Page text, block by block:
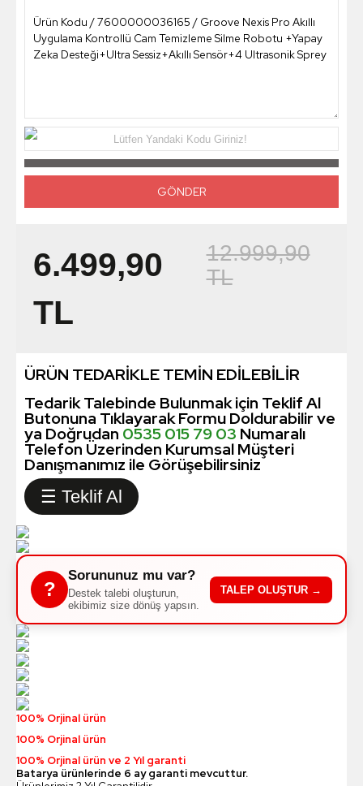
Lütfen Yandaki Kodu Giriniz!
6.499,90
TL
12.999,90
TL
ÜRÜN TEDARİKLE TEMİN EDİLEBİLİR
Tedarik Talebinde Bulunmak için Teklif Al
Butonuna Tıklayarak Formu Doldurabilir ve
ya Doğrudan 0535 015 79 03 Numaralı
Telefon Üzerinden Kurumsal Müşteri
Danışmanımız ile Görüşebilirsiniz
☰ Teklif Al
?
Sorununuz mu var?
Destek talebi oluşturun,
ekibimiz size dönüş yapsın.
TALEP OLUŞTUR →
100% Orjinal ürün
100% Orjinal ürün
100% Orjinal ürün ve 2 Yıl garanti
Batarya ürünlerinde 6 ay garanti mevcuttur.